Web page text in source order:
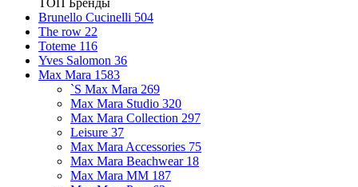
ТОП Бренды
Brunello Cucinelli 504
The row 22
Toteme 116
Yves Salomon 36
Max Mara 1583
`S Max Mara 269
Max Mara Studio 320
Max Mara Collection 297
Leisure 37
Max Mara Accessories 75
Max Mara Beachwear 18
Max Mara MM 187